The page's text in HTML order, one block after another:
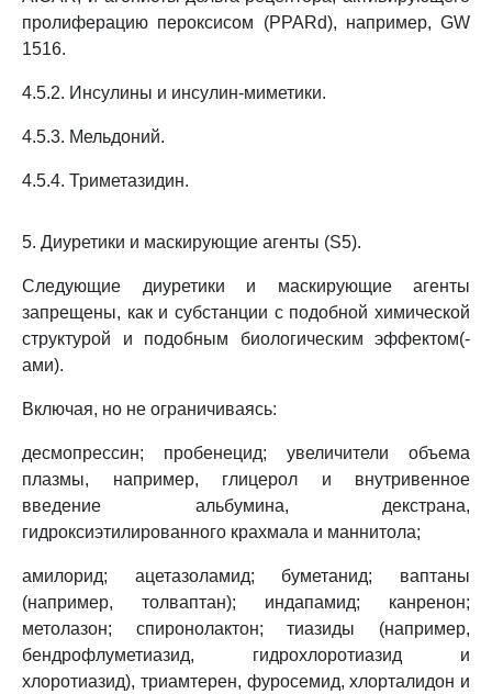
пролиферацию пероксисом (PPARd), например, GW
1516.
4.5.2. Инсулины и инсулин-миметики.
4.5.3. Мельдоний.
4.5.4. Триметазидин.
5. Диуретики и маскирующие агенты (S5).
Следующие диуретики и маскирующие агенты
запрещены, как и субстанции с подобной химической
структурой и подобным биологическим эффектом(-
ами).
Включая, но не ограничиваясь:
десмопрессин; пробенецид; увеличители объема
плазмы, например, глицерол и внутривенное
введение альбумина, декстрана,
гидроксиэтилированного крахмала и маннитола;
амилорид; ацетазоламид; буметанид; ваптаны
(например, толваптан); индапамид; канренон;
метолазон; спиронолактон; тиазиды (например,
бендрофлуметиазид, гидрохлоротиазид и
хлоротиазид), триамтерен, фуросемид, хлорталидон и